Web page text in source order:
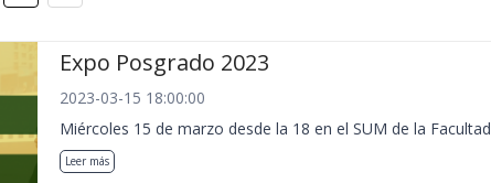
Expo Posgrado 2023
2023-03-15 18:00:00
Miércoles 15 de marzo desde la 18 en el SUM de la Facultad
Leer más